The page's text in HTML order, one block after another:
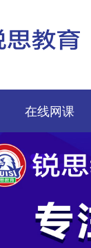
在线网课